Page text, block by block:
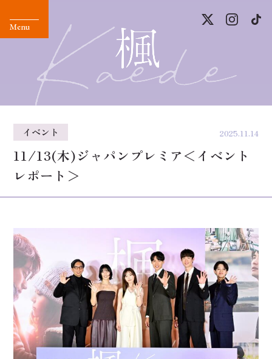
2025.11.14
イベント
11/13(木)ジャパンプレミア＜イベント
レポート＞